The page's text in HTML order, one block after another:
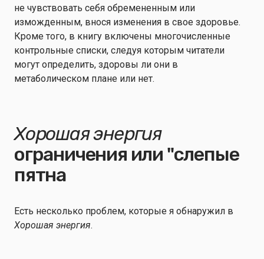
не чувствовать себя обремененным или
изможденным, внося изменения в свое здоровье.
Кроме того, в книгу включены многочисленные
контрольные списки, следуя которым читатели
могут определить, здоровы ли они в
метаболическом плане или нет.
Хорошая энергия
ограничения или "слепые
пятна
Есть несколько проблем, которые я обнаружил в
Хорошая энергия.